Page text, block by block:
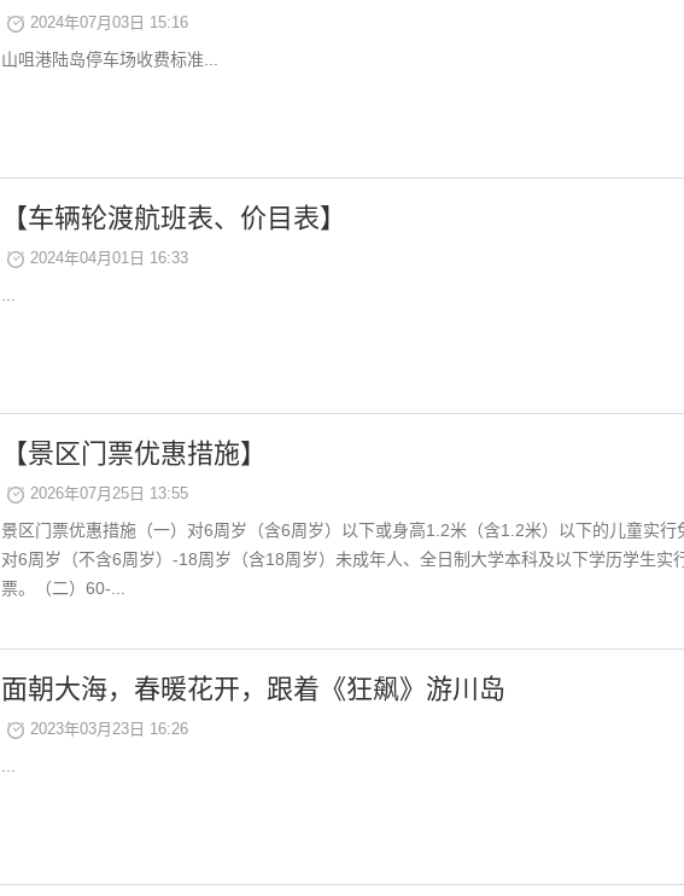
2024年07月03日 15:16
山咀港陆岛停车场收费标准...
【车辆轮渡航班表、价目表】
2024年04月01日 16:33
【景区门票优惠措施】
2026年07月25日 13:55
景区门票优惠措施（一）对6周岁（含6周岁）以下或身高1.2米（含1.2米）以下的儿童实行
对6周岁（不含6周岁）-18周岁（含18周岁）未成年人、全日制大学本科及以下学历学生实
票。（二）60-...
面朝大海，春暖花开，跟着《狂飙》游川岛
2023年03月23日 16:26